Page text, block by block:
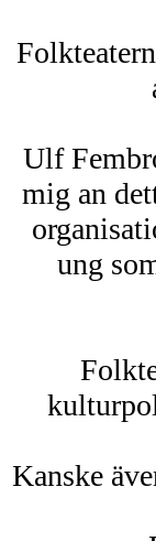
Ulf
mig an
ung
Kanske